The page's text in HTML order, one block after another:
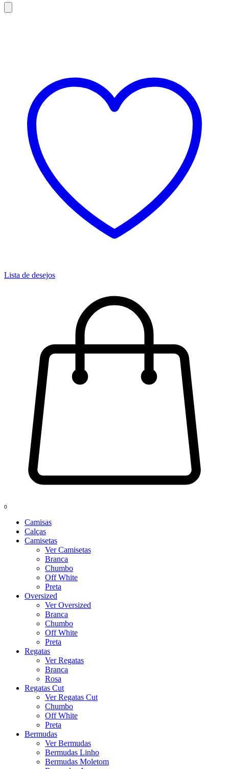
Lista de desejos
0
Camisas
Calças
Camisetas
Ver Camisetas
Branca
Chumbo
Off White
Preta
Oversized
Ver Oversized
Branca
Chumbo
Off White
Preta
Regatas
Ver Regatas
Branca
Rosa
Regatas Cut
Ver Regatas Cut
Chumbo
Off White
Preta
Bermudas
Ver Bermudas
Bermudas Linho
Bermudas Moletom